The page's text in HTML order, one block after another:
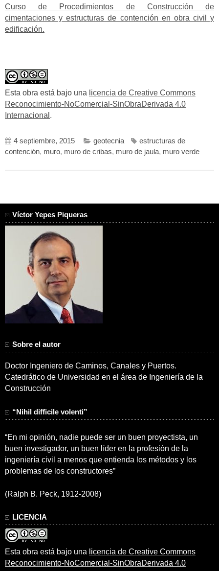
Curso de Procedimientos de Construcción de
cimentaciones y estructuras de contención en obra civil y
edificación.
Esta obra está bajo una licencia de Creative Commons
Reconocimiento-NoComercial-SinObraDerivada 4.0
Internacional .
4 septiembre, 2015 geotecnia
estructuras de
contención, muro, muro de cribas, muro de jaula, muro verde
Víctor Yepes Piqueras
Sobre el autor
Doctor Ingeniero de Caminos, Canales y Puertos.
Catedrático de Universidad en el área de Ingeniería de la
Construcción
“Nihil difficile volenti”
“En mi opinión, nadie puede ser un buen proyectista, un
buen investigador, un buen líder en la profesión de la
ingeniería civil a menos que entienda los métodos y los
problemas de los constructores”
(Ralph B. Peck, 1912-2008)
LICENCIA
Esta obra está bajo una licencia de Creative Commons
Reconocimiento-NoComercial-SinObraDerivada 4.0